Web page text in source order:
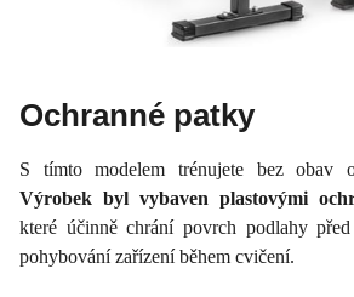
Ochranné patky
S tímto modelem trénujete bez obav
Výrobek byl vybaven plastovými
které účinně chrání povrch podlahy
pohybování zařízení během cvičení.